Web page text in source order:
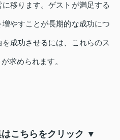
移ります。ゲストが満足する
やすことが長期的な成功につ
成功させるには、これらのス
求められます。
こちらをクリック ▼